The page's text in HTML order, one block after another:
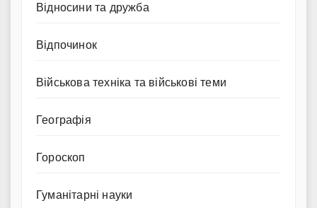
Відносини та дружба
Відпочинок
Військова техніка та військові теми
Географія
Гороскоп
Гуманітарні науки